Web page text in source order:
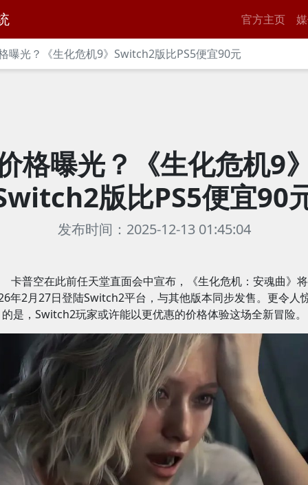
官方主页
曝光？《生化危机9》Switch2版比PS5便宜90元
格曝光？《生化危机9》
版比PS5便宜90
发布时间：2025-12-13 01:45:04
卡普空在此前任天堂直面会中宣布，《生化危机：安魂曲》
年2月27日登陆Switch2平台，与其他版本同步发售。更令人
的是，Switch2玩家或许能以更优惠的价格体验这场全新冒险。